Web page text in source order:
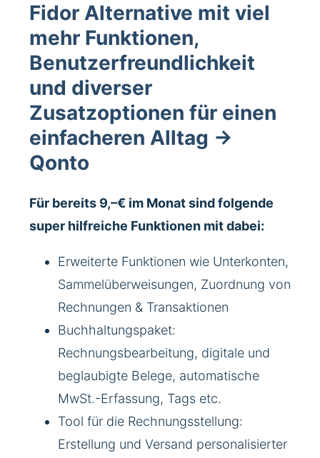
Fidor Alternative mit viel
mehr Funktionen,
Benutzerfreundlichkeit
und diverser
Zusatzoptionen für einen
einfacheren Alltag ->
Qonto
Für bereits 9,–€ im Monat sind folgende
super hilfreiche Funktionen mit dabei:
Erweiterte Funktionen wie Unterkonten,
Sammelüberweisungen, Zuordnung von
Rechnungen & Transaktionen
Buchhaltungspaket:
Rechnungsbearbeitung, digitale und
beglaubigte Belege, automatische
MwSt.-Erfassung, Tags etc.
Tool für die Rechnungsstellung:
Erstellung und Versand personalisierter